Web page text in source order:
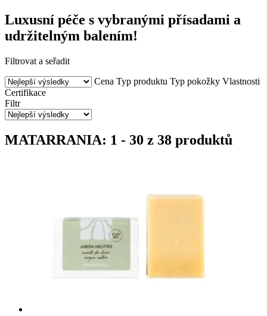
Luxusní péče s vybranými přísadami a
udržitelným balením!
Filtrovat a seřadit
Cena Typ produktu Typ pokožky Vlastnosti
Certifikace
Filtr
MATARRANIA: 1 - 30 z 38 produktů